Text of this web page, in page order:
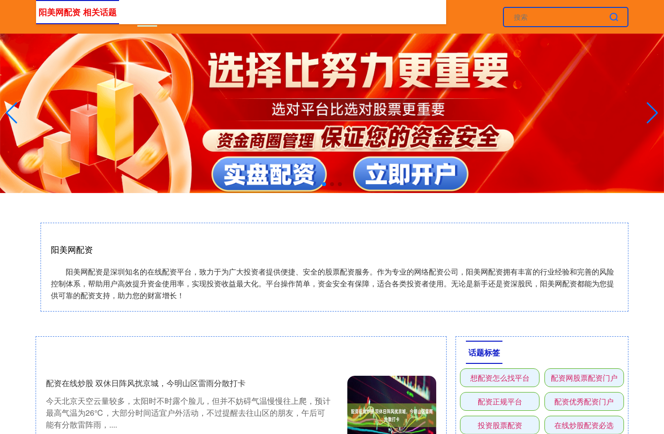
阳美网配资
阳美网配资是深圳知名的在线配资平台，致力于为广大投资者提供便捷、安全的股票配资服务。作为专业的网络配资公司，阳美网配资拥有丰富的行业经验和完善的风险
控制体系，帮助用户高效提升资金使用率，实现投资收益最大化。平台操作简单，资金安全有保障，适合各类投资者使用。无论是新手还是资深股民，阳美网配资都能为您提
供可靠的配资支持，助力您的财富增长！
阳美网配资 相关话题
配资在线炒股 双休日阵风扰京城，今明山区雷雨分散打卡
今天北京天空云量较多，太阳时不时露个脸儿，但并不妨碍气温慢慢往上爬，预计
最高气温为26℃，大部分时间适宜户外活动，不过提醒去往山区的朋友，午后可
能有分散雷阵雨，....
话题标签
想配资怎么找平台 配资网股票配资门户
配资正规平台 配资优秀配资门户
投资股票配资 在线炒股配资必选